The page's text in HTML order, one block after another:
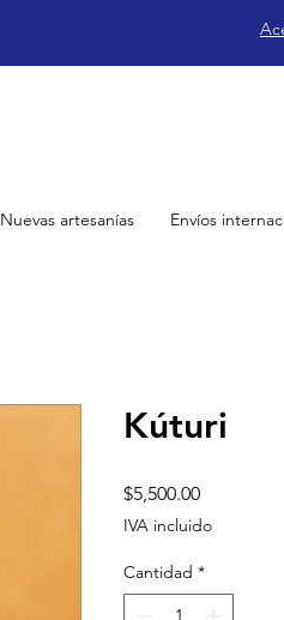
Nuevas artesanías Envíos
Kúturi
$5,500.00Precio
IVA incluido
Cantidad *